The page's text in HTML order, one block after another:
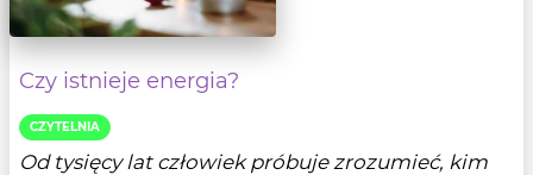
Czy istnieje energia?
CZYTELNIA
Od tysięcy lat człowiek próbuje zrozumieć, kim